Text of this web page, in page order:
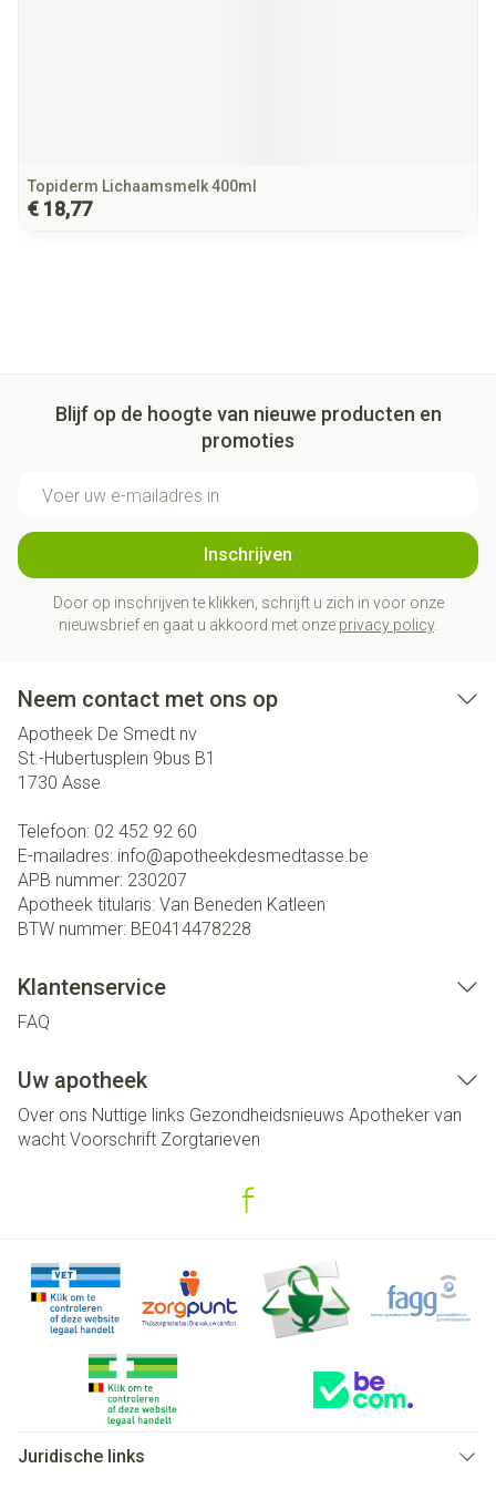
Topiderm Lichaamsmelk 400ml
€ 18,77
Blijf op de hoogte van nieuwe producten en
promoties
Inschrijven
Door op inschrijven te klikken, schrijft u zich in voor onze
nieuwsbrief en gaat u akkoord met onze privacy policy.
Neem contact met ons op
Apotheek De Smedt nv
St.-Hubertusplein 9bus B1
1730 Asse
Telefoon: 02 452 92 60
E-mailadres: info@apotheekdesmedtasse.be
APB nummer: 230207
Apotheek titularis: Van Beneden Katleen
BTW nummer: BE0414478228
Klantenservice
FAQ
Uw apotheek
Over ons Nuttige links Gezondheidsnieuws Apotheker van
wacht Voorschrift Zorgtarieven
Juridische links